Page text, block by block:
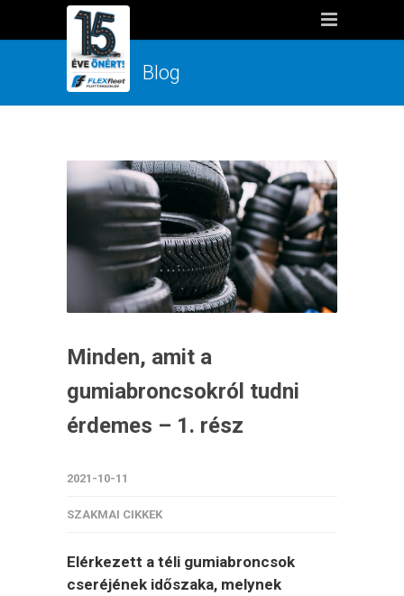
Blog
Minden, amit a
gumiabroncsokról tudni
érdemes – 1. rész
2021-10-11
SZAKMAI CIKKEK
Elérkezett a téli gumiabroncsok
cseréjének időszaka, melynek